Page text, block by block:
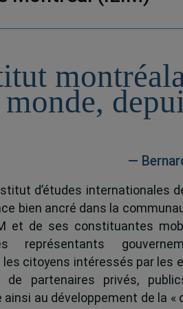
—
d’études internationales
bien ancré dans la
et de ses constituantes
représentants
citoyens intéressés par les
de partenaires privés,
ainsi au développement de la «